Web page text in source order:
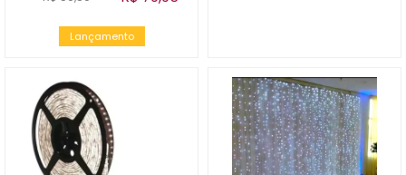
Lançamento